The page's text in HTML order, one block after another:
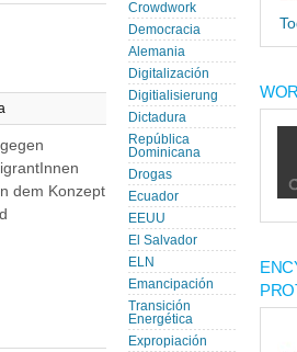
dem Konzept
Crowdwork
Democracia
Alemania
Digitalización
Digitialisierung
Dictadura
República
Dominicana
Drogas
Ecuador
EEUU
El Salvador
ELN
Emancipación
Transición
Energética
Expropiación